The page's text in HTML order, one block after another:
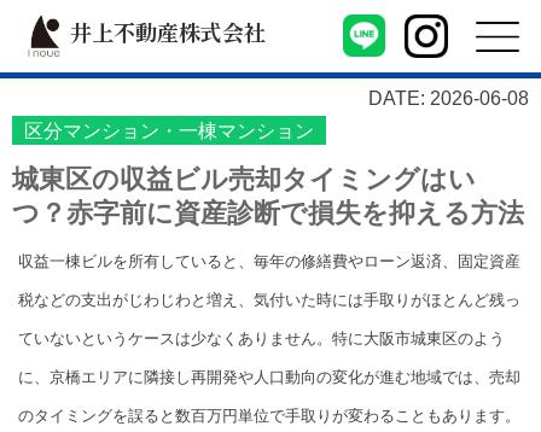
井上不動産株式会社
DATE: 2026-06-08
区分マンション・一棟マンション
城東区の収益ビル売却タイミングはい
つ？赤字前に資産診断で損失を抑える方法
収益一棟ビルを所有していると、毎年の修繕費やローン返済、固定資産
税などの支出がじわじわと増え、気付いた時には手取りがほとんど残っ
ていないというケースは少なくありません。特に大阪市城東区のよう
に、京橋エリアに隣接し再開発や人口動向の変化が進む地域では、売却
のタイミングを誤ると数百万円単位で手取りが変わることもあります。